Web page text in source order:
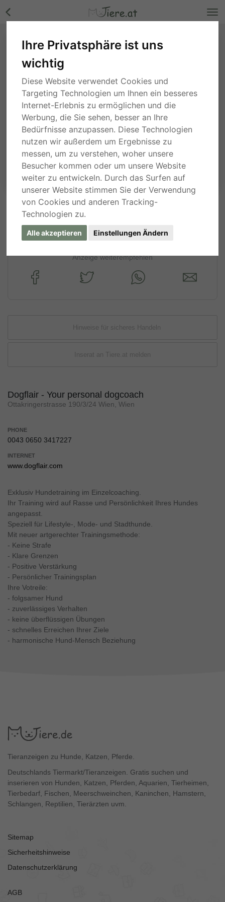
Ihre Privatsphäre ist uns
wichtig
Diese Website verwendet Cookies und
Targeting Technologien um Ihnen ein besseres
Internet-Erlebnis zu ermöglichen und die
Werbung, die Sie sehen, besser an Ihre
Bedürfnisse anzupassen. Diese Technologien
nutzen wir außerdem um Ergebnisse zu
messen, um zu verstehen, woher unsere
Besucher kommen oder um unsere Website
weiter zu entwickeln. Durch das Surfen auf
unserer Website stimmen Sie der Verwendung
von Cookies und anderen Tracking-
Technologien zu.
Alle akzeptieren Einstellungen Ändern
ANFRAGE AN DEN ANBIETER
Anzeige weiterempfehlen
Hinweise für sicheres Handeln
Inserat an Tiere.at melden
Dogflair - Your personal dogcoach
Ottakringerstrasse 190/3/24 Wien, Wien
PHONE
0043 0650 3417227
INTERNET
www.dogflair.com
Exklusiv Hundetraining im Einzelcoaching.
Ihr Training wird auf Rasse und Persönlichkeit Ihres Hundes
angepasst.
Speziell für Lifestyle-, Mode- und Stadthunde.
Mit neuer artgerechter Trainingsmethode:
- Keine Strafe
- Klare Grenzen
- Positive Verstärkung
- Persönlicher Trainingsplan
Ihre Votreile:
- folgsamer Hund
- zuverlässiges Verhalten
- keine überflüssigen Übungen
- schnelles Erreichen Ihrer Ziele
- harmonische Hund-Mensch Beziehung
Tieranzeigen zu Hunde, Katzen, Pferde.
Deutschlands Tiermarkt/Tieranzeigen. Gratis suchen und
inserieren von Hunden, Katzen, Pferden, Aquarien, Tierheimen,
Tierbedarf, Fischen, Meerschweinchen, Kaninchen, Hamstern,
Schlangen, Reptilien, Tierärzten uvm.
Sitemap
Sicherheitshinweise
Datenschutzerklärung
AGB